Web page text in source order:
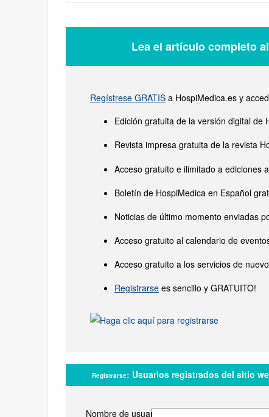
Lea el artículo completo al
Regístrese GRATIS a HospiMedica.es y
Edición gratuita de la versión digital
Revista impresa gratuita de la revista
Acceso gratuito e ilimitado a ediciones
Boletín de HospiMedica en Español
Noticias de último momento enviadas
Acceso gratuito al calendario de
Acceso gratuito a los servicios de
Registrarse es sencillo y GRATUITO!
Registrarse: Usuarios registrados del sitio
Nombre de usuario: